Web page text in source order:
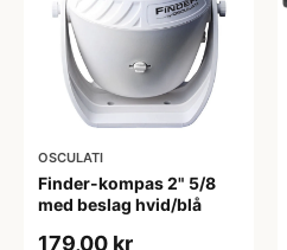
OSCULATI
Finder-kompas 2" 5/8
med beslag hvid/blå
179,00 kr